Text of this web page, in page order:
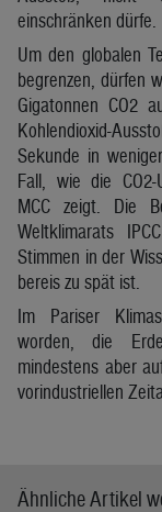
einschränken dürfe.
Um den globalen
begrenzen, dürfen
Gigatonnen CO2
Kohlendioxid-
Sekunde in
Fall, wie die CO2-
MCC zeigt. Die
Weltklimarats
Stimmen in der
bereis zu spät ist.
Im Pariser
worden, die
mindestens aber
vorindustriellen
Ähnliche Artikel